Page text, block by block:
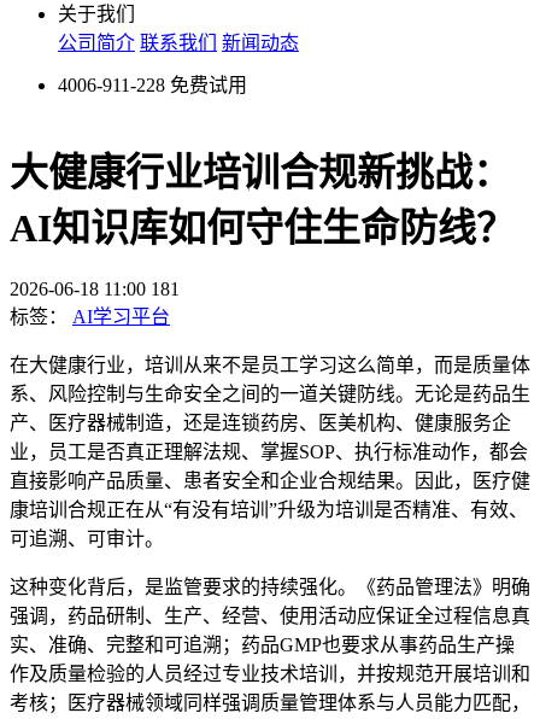
关于我们
公司简介 联系我们 新闻动态
4006-911-228 免费试用
大健康行业培训合规新挑战：
AI知识库如何守住生命防线？
2026-06-18 11:00 181
标签：
AI学习平台
在大健康行业，培训从来不是员工学习这么简单，而是质量体
系、风险控制与生命安全之间的一道关键防线。无论是药品生
产、医疗器械制造，还是连锁药房、医美机构、健康服务企
业，员工是否真正理解法规、掌握SOP、执行标准动作，都会
直接影响产品质量、患者安全和企业合规结果。因此，医疗健
康培训合规正在从“有没有培训”升级为培训是否精准、有效、
可追溯、可审计。
这种变化背后，是监管要求的持续强化。《药品管理法》明确
强调，药品研制、生产、经营、使用活动应保证全过程信息真
实、准确、完整和可追溯；药品GMP也要求从事药品生产操
作及质量检验的人员经过专业技术培训，并按规范开展培训和
考核；
医疗器械领域同样强调质量管理体系与人员能力匹配，